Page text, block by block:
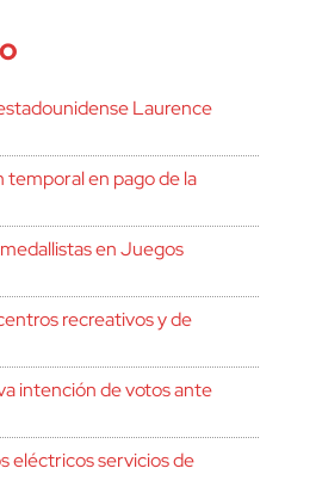
Laurence
temporal en pago de la
en Juegos
recreativos y de
intención de votos ante
eléctricos servicios de